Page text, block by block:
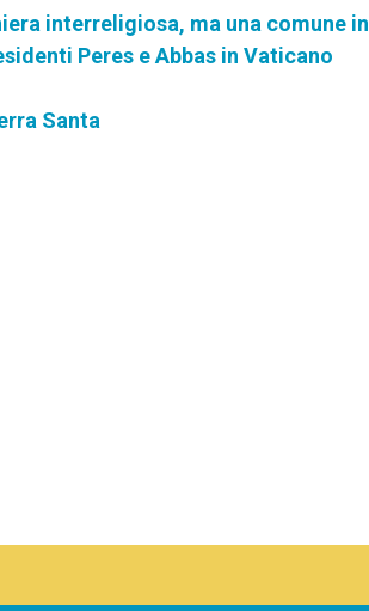
interreligiosa, ma una comune
Peres e Abbas in Vaticano
Santa